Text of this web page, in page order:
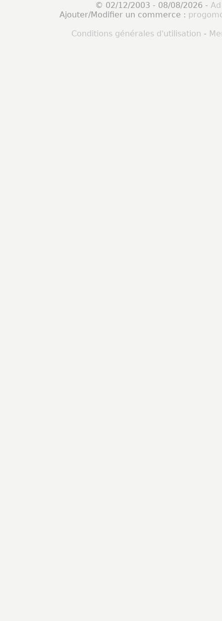
© 02/12/2003 - 08/08/2026 -
Ajouter/Modifier un commerce :
Conditions générales d'utilisation -